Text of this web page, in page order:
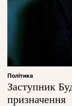
Політика
Заступник
призначення